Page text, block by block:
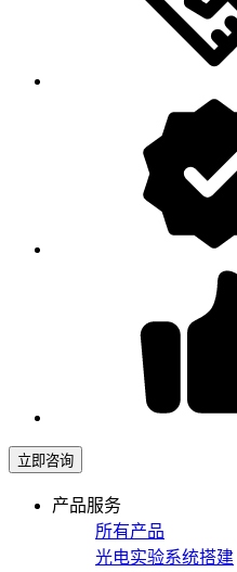
立即咨询
产品服务
所有产品
光电实验系统搭建